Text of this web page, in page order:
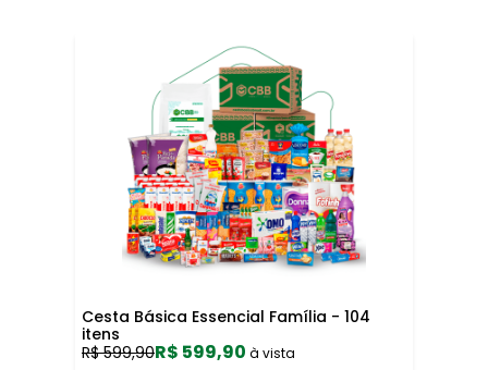
Cesta Básica Essencial Família - 104
itens
R$ 599,90R$ 599,90 à vista